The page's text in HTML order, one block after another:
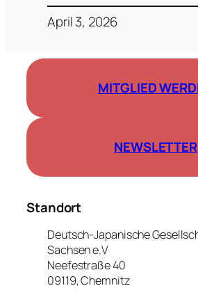
April 3, 2026
MITGLIED
NEWSLETTER
Standort
Deutsch-Japanische
Sachsen e.V
Neefestraße 40
09119, Chemnitz